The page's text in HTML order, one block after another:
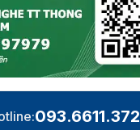
093.6611.372